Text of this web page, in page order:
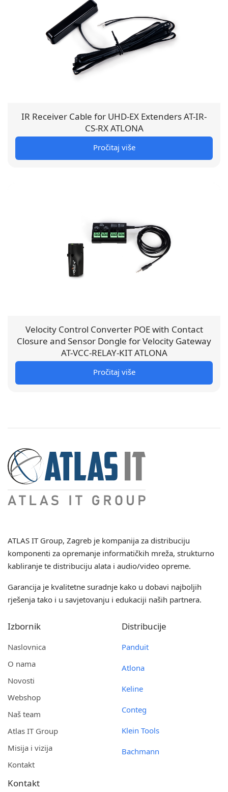
IR Receiver Cable for UHD-EX Extenders AT-IR-
CS-RX ATLONA
Pročitaj više
Velocity Control Converter POE with Contact
Closure and Sensor Dongle for Velocity Gateway
AT-VCC-RELAY-KIT ATLONA
Pročitaj više
ATLAS IT Group, Zagreb je kompanija za distribuciju
komponenti za opremanje informatičkih mreža, strukturno
kabliranje te distribuciju alata i audio/video opreme.
Garancija je kvalitetne suradnje kako u dobavi najboljih
rješenja tako i u savjetovanju i edukaciji naših partnera.
Izbornik
Naslovnica
O nama
Novosti
Webshop
Naš team
Atlas IT Group
Misija i vizija
Kontakt
Distribucije
Panduit
Atlona
Keline
Conteg
Klein Tools
Bachmann
Kontakt